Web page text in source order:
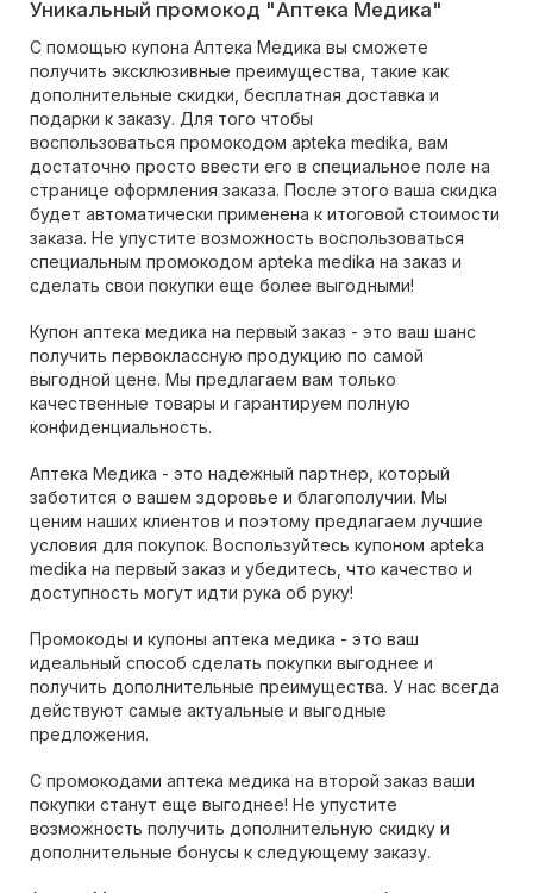
Уникальный промокод "Аптека Медика"
С помощью купона Аптека Медика вы сможете
получить эксклюзивные преимущества, такие как
дополнительные скидки, бесплатная доставка и
подарки к заказу. Для того чтобы
воспользоваться промокодом apteka medika, вам
достаточно просто ввести его в специальное поле на
странице оформления заказа. После этого ваша скидка
будет автоматически применена к итоговой стоимости
заказа. Не упустите возможность воспользоваться
специальным промокодом apteka medika на заказ и
сделать свои покупки еще более выгодными!
Купон аптека медика на первый заказ - это ваш шанс
получить первоклассную продукцию по самой
выгодной цене. Мы предлагаем вам только
качественные товары и гарантируем полную
конфиденциальность.
Аптека Медика - это надежный партнер, который
заботится о вашем здоровье и благополучии. Мы
ценим наших клиентов и поэтому предлагаем лучшие
условия для покупок. Воспользуйтесь купоном apteka
medika на первый заказ и убедитесь, что качество и
доступность могут идти рука об руку!
Промокоды и купоны аптека медика - это ваш
идеальный способ сделать покупки выгоднее и
получить дополнительные преимущества. У нас всегда
действуют самые актуальные и выгодные
предложения.
С промокодами аптека медика на второй заказ ваши
покупки станут еще выгоднее! Не упустите
возможность получить дополнительную скидку и
дополнительные бонусы к следующему заказу.